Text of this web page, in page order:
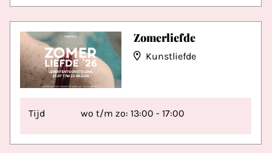
Zomerliefde
Kunstliefde
Tijd wo t/m zo: 13:00 - 17:00